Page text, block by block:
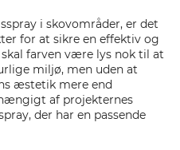
i skovområder, er det
for at sikre en effektiv og
farven være lys nok til at
miljø, men uden at
æstetik mere end
af projekternes
der har en passende